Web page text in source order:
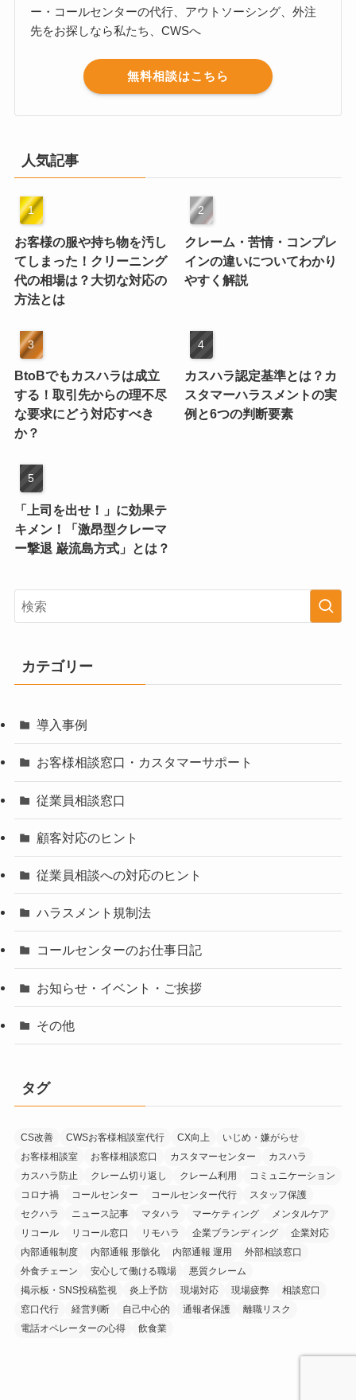
ー・コールセンターの代行、アウトソーシング、外注
先をお探しなら私たち、CWSへ
無料相談はこちら
人気記事
お客様の服や持ち物を汚し
てしまった！クリーニング
代の相場は？大切な対応の
方法とは
クレーム・苦情・コンプレ
インの違いについてわかり
やすく解説
BtoBでもカスハラは成立
する！取引先からの理不尽
な要求にどう対応すべき
か？
カスハラ認定基準とは？カ
スタマーハラスメントの実
例と6つの判断要素
「上司を出せ！」に効果テ
キメン！「激昂型クレーマ
ー撃退 巌流島方式」とは？
カテゴリー
導入事例
お客様相談窓口・カスタマーサポート
従業員相談窓口
顧客対応のヒント
従業員相談への対応のヒント
ハラスメント規制法
コールセンターのお仕事日記
お知らせ・イベント・ご挨拶
その他
タグ
CS改善 CWSお客様相談室代行 CX向上
いじめ・嫌がらせ
お客様相談室
お客様相談窓口 カスタマーセンター
カスハラ
カスハラ防止
クレーム切り返し クレーム利用
コミュニケーション
コロナ禍
コールセンター コールセンター代行
スタッフ保護
セクハラ
ニュース記事 マタハラ マーケティング
メンタルケア
リコール
リコール窓口 リモハラ 企業ブランディング
企業対応
内部通報制度
内部通報 形骸化 内部通報 運用
外部相談窓口
外食チェーン
安心して働ける職場
悪質クレーム
掲示板・SNS投稿監視
炎上予防 現場対応 現場疲弊
相談窓口
窓口代行
経営判断 自己中心的 通報者保護
離職リスク
電話オペレーターの心得
飲食業